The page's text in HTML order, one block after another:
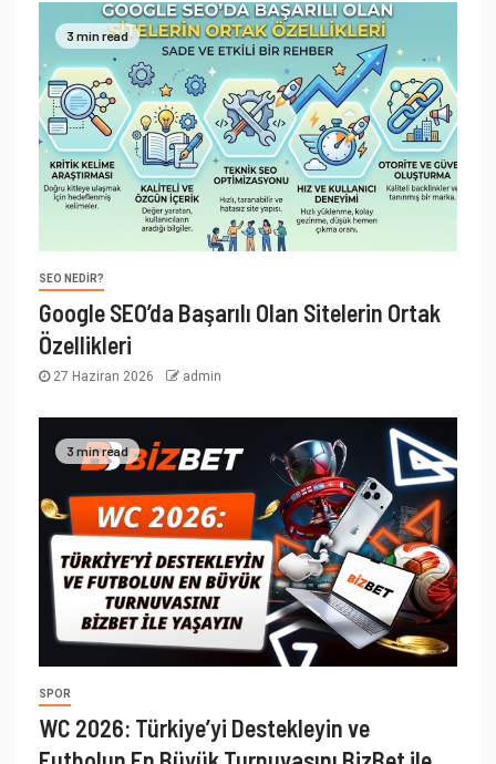
3 min read
SEO NEDIR?
Google SEO’da Başarılı Olan Sitelerin Ortak
Özellikleri
27 Haziran 2026 admin
3 min read
SPOR
WC 2026: Türkiye’yi Destekleyin ve